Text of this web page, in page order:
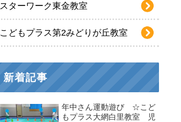
スターワーク東金教室
こどもプラス第2みどりが丘教室
新着記事
年中さん運動遊び ☆こど
もプラス大網白里教室 児